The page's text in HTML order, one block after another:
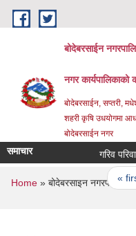
Skip to main content
बोदेबरसाईन
नगर कार्यपालिकाको
बोदेबरसाईन, सप्तरी,
शहरी कृषि उधयोगमा
बोदेबरसाईन नगर
समाचार
« first
You are here
Home» बोदेबरसाइन